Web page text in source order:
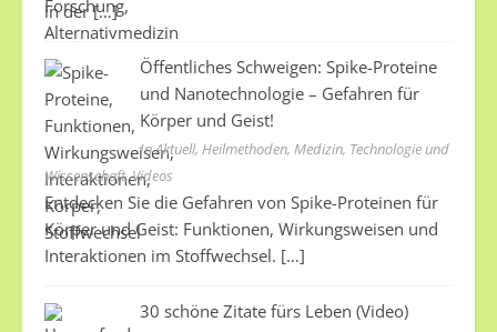
in der[…]
Öffentliches Schweigen: Spike-Proteine
und Nanotechnologie – Gefahren für
Körper und Geist!
In Aktuell, Heilmethoden, Medizin, Technologie und
Wissenschaft, Videos
Entdecken Sie die Gefahren von Spike-Proteinen für
Körper und Geist: Funktionen, Wirkungsweisen und
Interaktionen im Stoffwechsel. […]
30 schöne Zitate fürs Leben (Video)